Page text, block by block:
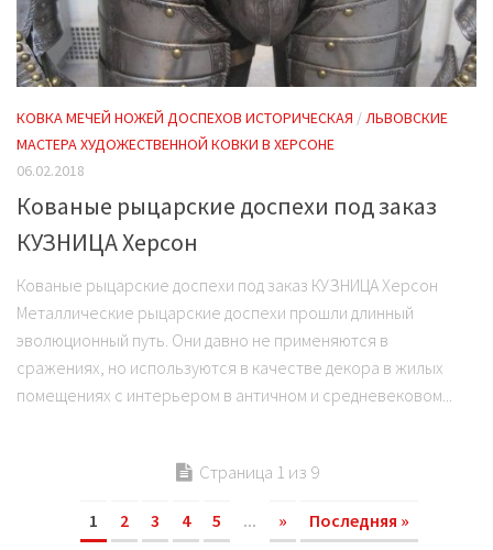
КОВКА МЕЧЕЙ НОЖЕЙ ДОСПЕХОВ ИСТОРИЧЕСКАЯ /ЛЬВОВСКИЕ
МАСТЕРА ХУДОЖЕСТВЕННОЙ КОВКИ В ХЕРСОНЕ
06.02.2018
Кованые рыцарские доспехи под заказ
КУЗНИЦА Херсон
Кованые рыцарские доспехи под заказ КУЗНИЦА Херсон
Металлические рыцарские доспехи прошли длинный
эволюционный путь. Они давно не применяются в
сражениях, но используются в качестве декора в жилых
помещениях с интерьером в античном и средневековом...
Страница 1 из 9
1 2 3 4 5 ... » Последняя »